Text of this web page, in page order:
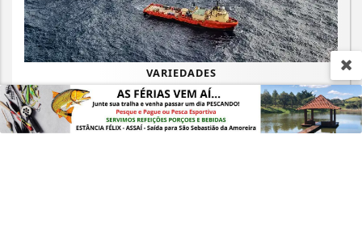
VARIEDADES
Leilões de petróleo em outubro terão
recorde de áreas em disputa
experiência de navegação. Ao continuar o acesso,
entendemos que você concorda com nossos Termos
de Uso e Privacidade.
PARA MAIS INFORMAÇÕES,ACESSE NOSSOS TERMOS
PROSSEGUIR